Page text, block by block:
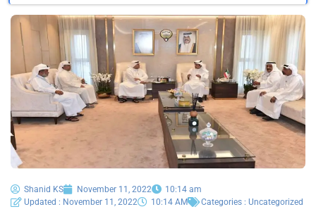
Shanid KS November 11, 2022
10:14 am
Updated : November 11, 2022
10:14 AM Categories : Uncategorized